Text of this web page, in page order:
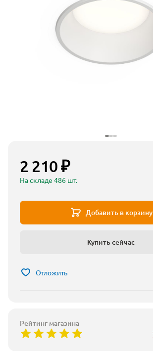
2 210 ₽
На складе 486 шт.
Добавить в корзину
Купить сейчас
Отложить
Рейтинг магазина